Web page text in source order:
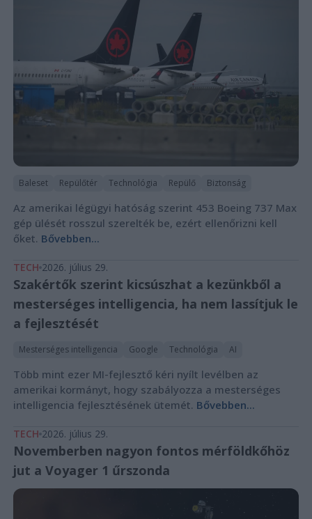
Baleset Repülőtér Technológia Repülő Biztonság
Az amerikai légügyi hatóság szerint 453 Boeing 737 Max
gép ülését rosszul szerelték be, ezért ellenőrizni kell
őket. Bővebben...
TECH 2026. július 29.
Szakértők szerint kicsúszhat a kezünkből a
mesterséges intelligencia, ha nem lassítjuk le
a fejlesztését
Mesterséges intelligencia Google Technológia AI
Több mint ezer MI-fejlesztő kéri nyílt levélben az
amerikai kormányt, hogy szabályozza a mesterséges
intelligencia fejlesztésének ütemét. Bővebben...
TECH 2026. július 29.
Novemberben nagyon fontos mérföldkőhöz
jut a Voyager 1 űrszonda